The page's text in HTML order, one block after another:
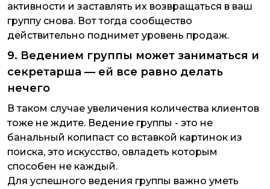
активности и заставлять их возвращаться в ваш
группу снова. Вот тогда сообщество
действительно поднимет уровень продаж.
9. Ведением группы может заниматься и
секретарша — ей все равно делать
нечего
В таком случае увеличения количества клиентов
тоже не ждите. Ведение группы - это не
банальный копипаст со вставкой картинок из
поиска, это искусство, овладеть которым
способен не каждый.
Для успешного ведения группы важно уметь